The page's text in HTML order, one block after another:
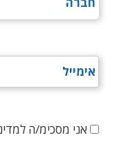
אני מסכימ/ה